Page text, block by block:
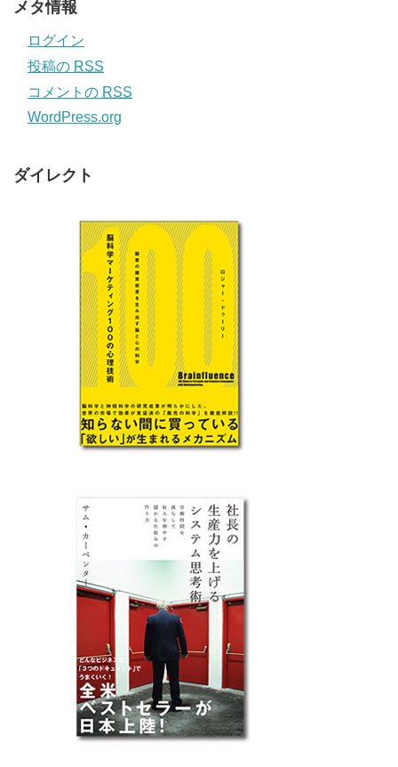
メタ情報
ログイン
投稿の RSS
コメントの RSS
WordPress.org
ダイレクト